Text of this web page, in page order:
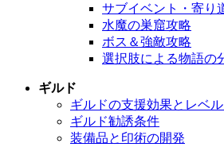
サブイベント・寄り
水魔の巣窟攻略
ボス＆強敵攻略
選択肢による物語の
ギルド
ギルドの支援効果とレベ
ギルド勧誘条件
装備品と印術の開発